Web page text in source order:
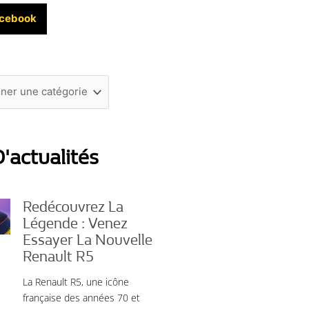
Redécouvrez La
Légende : Venez
Essayer La Nouvelle
Renault R5
La Renault R5, une icône
française des années 70 et